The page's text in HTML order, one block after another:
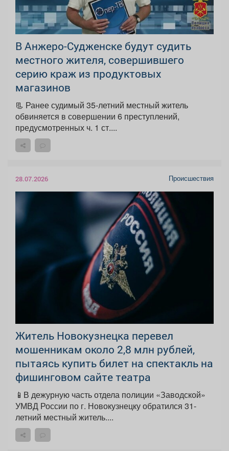
В Анжеро-Судженске будут судить
местного жителя, совершившего
серию краж из продуктовых
магазинов
📃 Ранее судимый 35-летний местный житель
обвиняется в совершении 6 преступлений,
предусмотренных ч. 1 ст....
28.07.2026 Происшествия
Житель Новокузнецка перевел
мошенникам около 2,8 млн рублей,
пытаясь купить билет на спектакль на
фишинговом сайте театра
📱В дежурную часть отдела полиции «Заводской»
УМВД России по г. Новокузнецку обратился 31-
летний местный житель....